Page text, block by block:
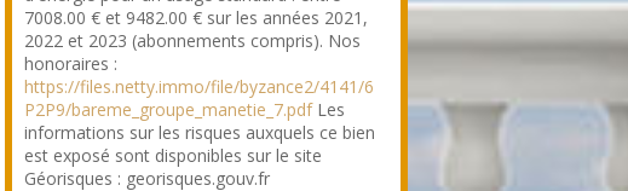
7008.00 € et 9482.00 € sur les années 2021,
2022 et 2023 (abonnements compris). Nos
honoraires :
https://files.netty.immo/file/byzance2/4141/6
P2P9/bareme_groupe_manetie_7.pdfLes
informations sur les risques auxquels ce bien
est exposé sont disponibles sur le site
Géorisques : georisques.gouv.fr